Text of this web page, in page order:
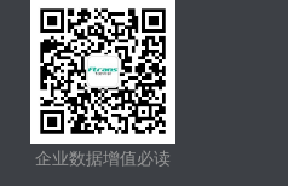
企业数据增值必读